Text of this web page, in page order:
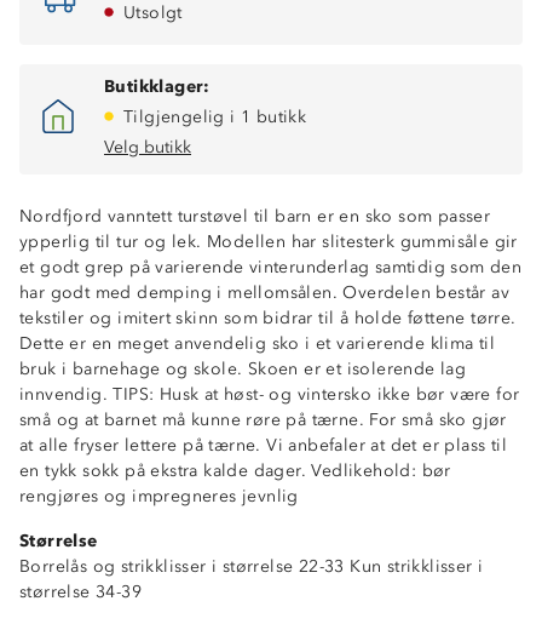
Utsolgt
Butikklager:
Tilgjengelig i 1 butikk
Velg butikk
Nordfjord vanntett turstøvel til barn er en sko som passer
ypperlig til tur og lek. Modellen har slitesterk gummisåle gir
et godt grep på varierende vinterunderlag samtidig som den
har godt med demping i mellomsålen. Overdelen består av
tekstiler og imitert skinn som bidrar til å holde føttene tørre.
Dette er en meget anvendelig sko i et varierende klima til
bruk i barnehage og skole. Skoen er et isolerende lag
innvendig. TIPS: Husk at høst- og vintersko ikke bør være for
små og at barnet må kunne røre på tærne. For små sko gjør
at alle fryser lettere på tærne. Vi anbefaler at det er plass til
en tykk sokk på ekstra kalde dager. Vedlikehold: bør
rengjøres og impregneres jevnlig
Størrelse
Borrelås og strikklisser i størrelse 22-33 Kun strikklisser i
størrelse 34-39
100% vanntette tekstiler
Gummisåle